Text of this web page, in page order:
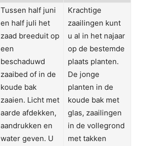
Tussen half juni
en half juli het
zaad breeduit op
een
beschaduwd
zaaibed of in de
koude bak
zaaien. Licht met
aarde afdekken,
aandrukken en
water geven. U
Krachtige
zaailingen kunt
u al in het najaar
op de bestemde
plaats planten.
De jonge
planten in de
koude bak met
glas, zaailingen
in de vollegrond
met takken